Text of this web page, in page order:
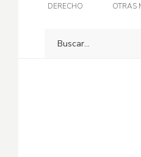
DERECHO OTRAS